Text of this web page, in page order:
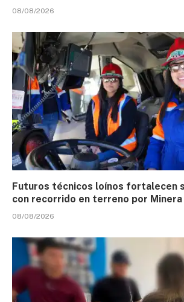
08/08/2026
Futuros técnicos loínos fortalecen
con recorrido en terreno por Minera
08/08/2026